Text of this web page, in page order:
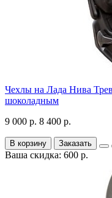
Чехлы на Лада Нива
шоколадным
9 000 р. 8 400 р.
В корзину Заказать
Ваша скидка: 600 р.